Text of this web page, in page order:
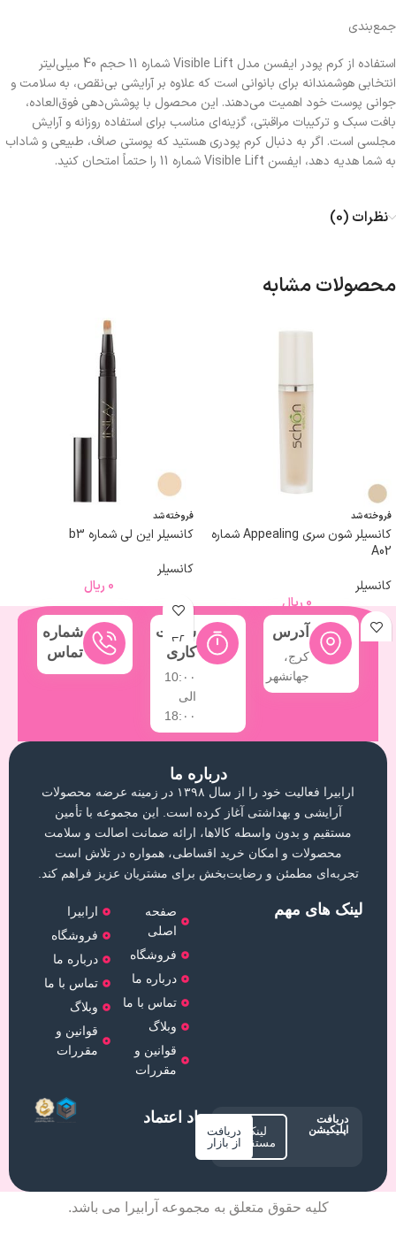
جمع‌بندی
استفاده از کرم پودر ایفسن مدل Visible Lift شماره 11 حجم 40 میلی‌لیتر
انتخابی هوشمندانه برای بانوانی است که علاوه بر آرایشی بی‌نقص، به سلامت و
جوانی پوست خود اهمیت می‌دهند. این محصول با پوشش‌دهی فوق‌العاده،
بافت سبک و ترکیبات مراقبتی، گزینه‌ای مناسب برای استفاده روزانه و آرایش
مجلسی است. اگر به دنبال کرم پودری هستید که پوستی صاف، طبیعی و شاداب
به شما هدیه دهد، ایفسن Visible Lift شماره 11 را حتماً امتحان کنید.
نظرات (0)
محصولات مشابه
فروخته شد
کانسیلر شون سری Appealing شماره
A02
کانسیلر
0ریال
فروخته شد
کانسیلر این لی شماره b3
کانسیلر
0 ریال
آدرس
کرج،
جهانشهر
ساعت
کاری
10:۰۰
الی
18:۰۰
شماره
تماس
لینک های مهم
صفحه
اصلی
فروشگاه
درباره ما
تماس با ما
وبلاگ
قوانین و
مقررات
ارابیرا
فروشگاه
درباره ما
تماس با ما
وبلاگ
قوانین و
مقررات
درباره ما
ارابیرا فعالیت خود را از سال ۱۳۹۸ در زمینه عرضه محصولات
آرایشی و بهداشتی آغاز کرده است. این مجموعه با تأمین
مستقیم و بدون واسطه کالاها، ارائه ضمانت اصالت و سلامت
محصولات و امکان خرید اقساطی، همواره در تلاش است
تجربه‌ای مطمئن و رضایت‌بخش برای مشتریان عزیز فراهم کند.
دریافت
اپلیکیشن
لینک
مستقیم
دریافت
از بازار
نماد اعتماد
کلیه حقوق متعلق به مجموعه آرابیرا می باشد.